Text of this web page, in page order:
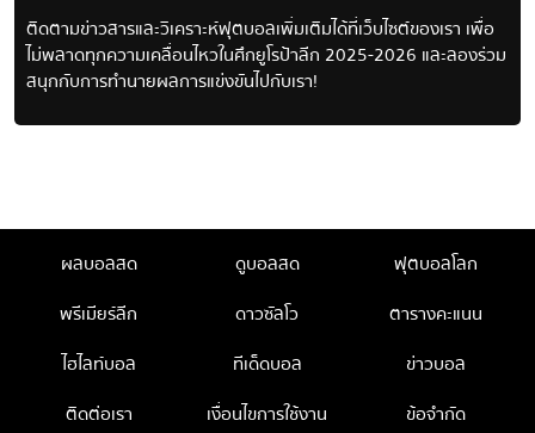
ติดตามข่าวสารและวิเคราะห์ฟุตบอลเพิ่มเติมได้ที่เว็บไซต์ของเรา เพื่อ
ไม่พลาดทุกความเคลื่อนไหวในศึกยูโรป้าลีก 2025-2026 และลองร่วม
สนุกกับการทำนายผลการแข่งขันไปกับเรา!
ผลบอลสด ดูบอลสด
ฟุตบอลโลก
พรีเมียร์ลีก
ดาวซัลโว
ตารางคะแนน
ไฮไลท์บอล
ทีเด็ดบอล
ข่าวบอล
ติดต่อเรา
เงื่อนไขการใช้งาน
ข้อจำกัด